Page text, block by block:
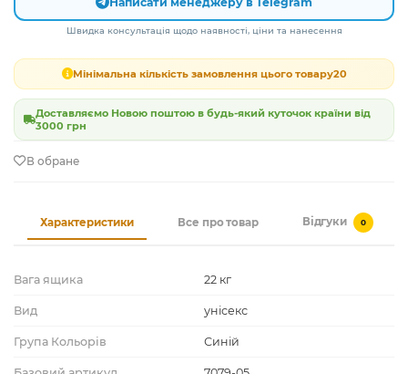
Швидка консультація щодо наявності, ціни та нанесення
Мінімальна кількість замовлення цього товару20
Доставляємо Новою поштою в будь-який куточок країни від
3000 грн
В обране
Характеристики Все про товар Відгуки 0
Вага ящика 22 кг
Вид унісекс
Група Кольорів Синій